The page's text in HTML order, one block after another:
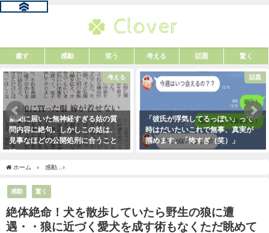
癒す 感動 笑う 考える 話題 驚く
考える
新聞に届いた無神経すぎる姑の質
問内容に絶句。しかしこの姑は、
見事なほどの公開処刑に合うこと
に・・・
2021年3月13日
話題
「彼氏が浮気してるっぽい」って
時はだいたいこれで無事、真実が
掴めます。「怖すぎ（笑）」
ホーム 感動
感動 驚く
絶体絶命！犬を散歩していたら野生の狼に遭
遇・・狼に近づく愛犬を成す術もなくただ眺めて